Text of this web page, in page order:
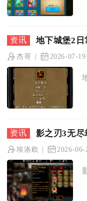
地下城堡2
杰哥 2026-07-19
影之刃3无
埃洛欧 2026-06-